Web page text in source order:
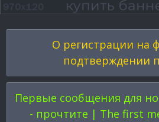
О регистрации на
подтверждении
Первые сообщения для
- прочтите | The first